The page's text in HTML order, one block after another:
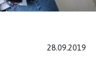
28.09.2019